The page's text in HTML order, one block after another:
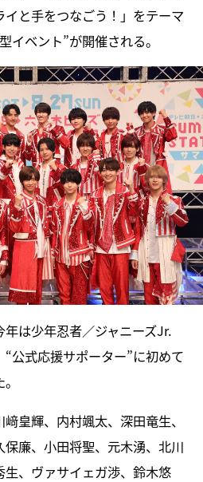
と手をつなごう！」をテーマ
イベント”が開催される。
は少年忍者／ジャニーズJr.
公式応援サポーター”に初めて
皇輝、内村颯太、深田竜生、
廉、小田将聖、元木湧、北川
、ヴァサイェガ渉、鈴木悠